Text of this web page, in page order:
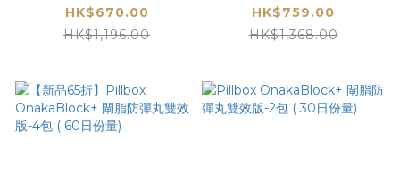
精華組 (送多2盒21粒)
HK$670.00
HK$1,196.00
防彈丸雙效版-6包 (
90日份量)
HK$759.00
HK$1,368.00